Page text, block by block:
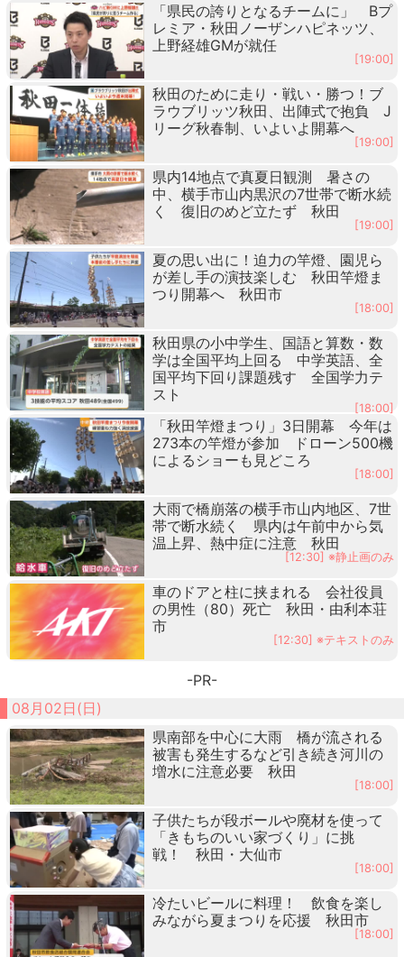
「県民の誇りとなるチームに」 Bプ
レミア・秋田ノーザンハピネッツ、
上野経雄GMが就任
[19:00]
秋田のために走り・戦い・勝つ！ブ
ラウブリッツ秋田、出陣式で抱負 J
リーグ秋春制、いよいよ開幕へ
[19:00]
県内14地点で真夏日観測 暑さの
中、横手市山内黒沢の7世帯で断水続
く 復旧のめど立たず 秋田
[19:00]
夏の思い出に！迫力の竿燈、園児ら
が差し手の演技楽しむ 秋田竿燈ま
つり開幕へ 秋田市
[18:00]
秋田県の小中学生、国語と算数・数
学は全国平均上回る 中学英語、全
国平均下回り課題残す 全国学力テ
スト
[18:00]
「秋田竿燈まつり」3日開幕 今年は
273本の竿燈が参加 ドローン500機
によるショーも見どころ
[18:00]
大雨で橋崩落の横手市山内地区、7世
帯で断水続く 県内は午前中から気
温上昇、熱中症に注意 秋田
[12:30] ※静止画のみ
車のドアと柱に挟まれる 会社役員
の男性（80）死亡 秋田・由利本荘
市
[12:30] ※テキストのみ
-PR-
08月02日(日)
県南部を中心に大雨 橋が流される
被害も発生するなど引き続き河川の
増水に注意必要 秋田
[18:00]
子供たちが段ボールや廃材を使って
「きもちのいい家づくり」に挑
戦！ 秋田・大仙市
[18:00]
冷たいビールに料理！ 飲食を楽し
みながら夏まつりを応援 秋田市
[18:00]